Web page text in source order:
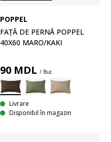
POPPEL
FAȚĂ DE PERNĂ POPPEL
40X60 MARO/KAKI
90 MDL / Buc
Livrare
Disponibil în magazin